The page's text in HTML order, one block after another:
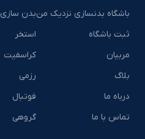
باشگاه بدنسازی نزدیک من
ثبت باشگاه
مربیان
بلاگ
درباه ما
تماس با ما
بدن سازی
استخر
کراسفیت
رزمی
فوتبال
گروهی